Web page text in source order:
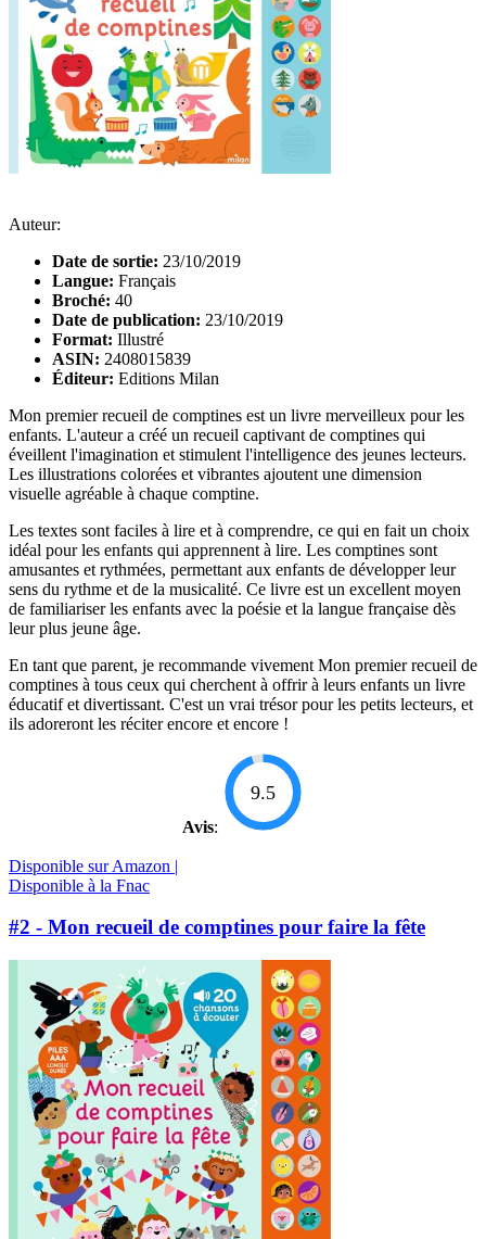
Auteur:
Date de sortie: 23/10/2019
Langue: Français
Broché: 40
Date de publication: 23/10/2019
Format: Illustré
ASIN: 2408015839
Éditeur: Editions Milan
Mon premier recueil de comptines est un livre merveilleux pour les
enfants. L'auteur a créé un recueil captivant de comptines qui
éveillent l'imagination et stimulent l'intelligence des jeunes lecteurs.
Les illustrations colorées et vibrantes ajoutent une dimension
visuelle agréable à chaque comptine.
Les textes sont faciles à lire et à comprendre, ce qui en fait un choix
idéal pour les enfants qui apprennent à lire. Les comptines sont
amusantes et rythmées, permettant aux enfants de développer leur
sens du rythme et de la musicalité. Ce livre est un excellent moyen
de familiariser les enfants avec la poésie et la langue française dès
leur plus jeune âge.
En tant que parent, je recommande vivement Mon premier recueil de
comptines à tous ceux qui cherchent à offrir à leurs enfants un livre
éducatif et divertissant. C'est un vrai trésor pour les petits lecteurs, et
ils adoreront les réciter encore et encore !
Avis:
9.5
Disponible sur Amazon |
Disponible à la Fnac
#2 - Mon recueil de comptines pour faire la fête